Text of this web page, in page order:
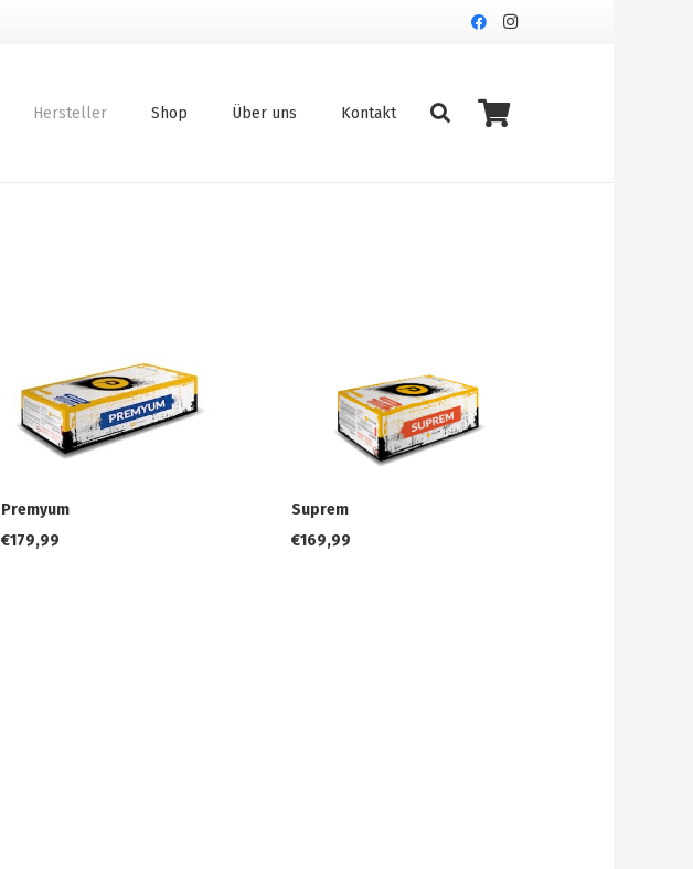
Hersteller Shop Über uns Kontakt
Premyum
€179,99
Suprem
€169,99